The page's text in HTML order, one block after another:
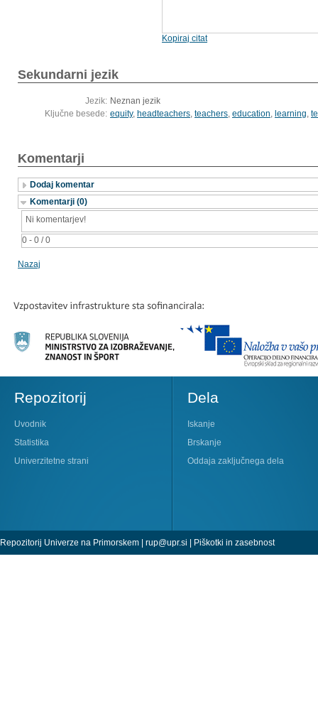
Kopiraj citat
Sekundarni jezik
Jezik: Neznan jezik
Ključne besede: equity, headteachers, teachers, education, learning,
Komentarji
Dodaj komentar
Komentarji (0)
0 - 0 / 0
Ni komentarjev!
Nazaj
Repozitorij
Uvodnik
Statistika
Univerzitetne strani
Dela
Iskanje
Brskanje
Oddaja zaključnega dela
Repozitorij Univerze na Primorskem | rup@upr.si Piškotki in zasebnost